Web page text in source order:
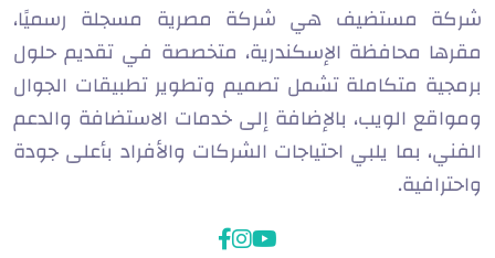
شركة مستضيف هي شركة مصرية مسجلة رسميًا،
مقرها محافظة الإسكندرية، متخصصة في تقديم حلول
برمجية متكاملة تشمل تصميم وتطوير تطبيقات الجوال
ومواقع الويب، بالإضافة إلى خدمات الاستضافة والدعم
الفني، بما يلبي احتياجات الشركات والأفراد بأعلى جودة
واحترافية.
instagram
youtube